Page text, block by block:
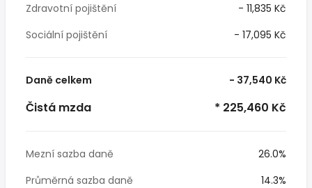
Zdravotní pojištění
- 11,835 Kč
Sociální pojištění
- 17,095 Kč
Daně celkem - 37,540 Kč
Čistá mzda * 225,460 Kč
Mezní sazba daně
26.0%
Průměrná sazba daně
14.3%